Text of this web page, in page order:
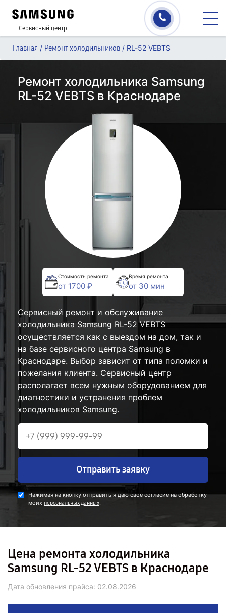
Сервисный центр
Главная / Ремонт холодильников / RL-52 VEBTS
Ремонт холодильника Samsung
RL-52 VEBTS в Краснодаре
Стоимость ремонта
от 1700 ₽
Время ремонта
от 30 мин
Сервисный ремонт и обслуживание
холодильника Samsung RL-52 VEBTS
осуществляется как с выездом на дом, так и
на базе сервисного центра Samsung в
Краснодаре. Выбор зависит от типа поломки и
пожелания клиента. Сервисный центр
располагает всем нужным оборудованием для
диагностики и устранения проблем
холодильников Samsung.
Отправить заявку
Нажимая на кнопку отправить я даю свое согласие на обработку
моих персональных данных.
Цена ремонта холодильника
Samsung RL-52 VEBTS в Краснодаре
Дата обновления прайса: 02.08.2026